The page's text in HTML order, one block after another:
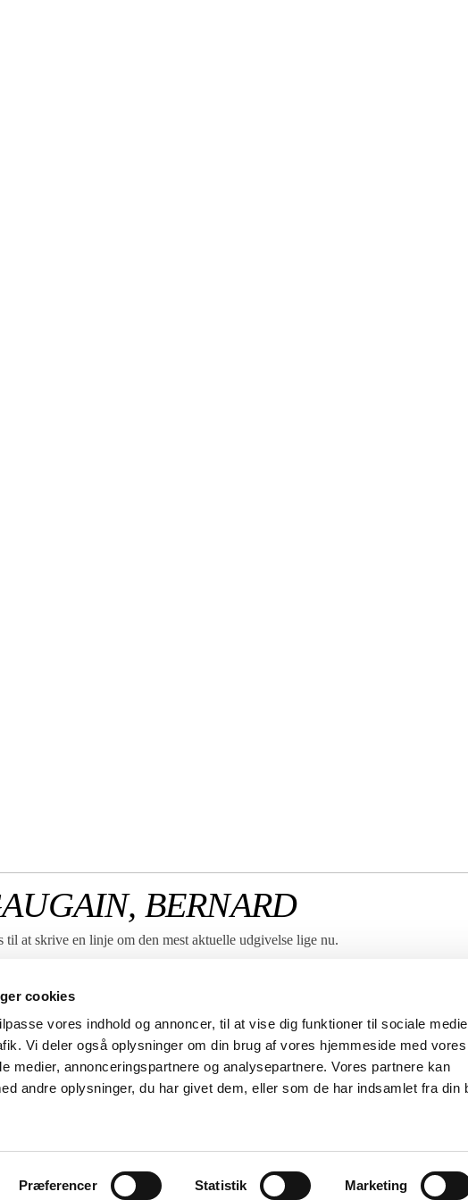
cookies
vores indhold og annoncer, til at vise dig funktioner til sociale
Vi deler også oplysninger om din brug af vores hjemmeside med vores
medier, annonceringspartnere og analysepartnere. Vores partnere kan
andre oplysninger, du har givet dem, eller som de har indsamlet fra din
Præferencer Statistik Marketing
BERNARD
til at skrive en linje om den mest aktuelle udgivelse lige nu.
logo.
Her fortæller vi hvordan vi
hjælper dig med din udgivelse.
3 DK-1115 København K CVR nr. 58200115 tel: +45 8882 6610